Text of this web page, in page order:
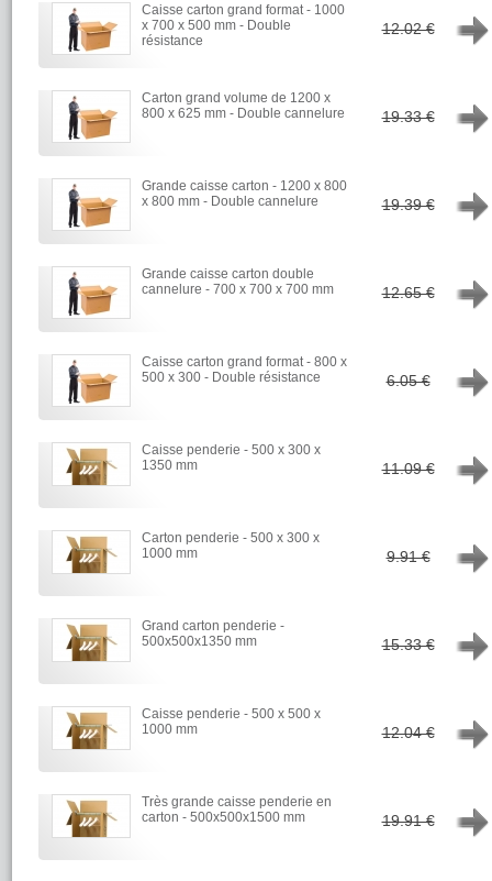
Caisse carton grand format - 1000
x 700 x 500 mm - Double
résistance
12.02 €
Carton grand volume de 1200 x
800 x 625 mm - Double cannelure
19.33 €
Grande caisse carton - 1200 x 800
x 800 mm - Double cannelure
19.39 €
Grande caisse carton double
cannelure - 700 x 700 x 700 mm
12.65 €
Caisse carton grand format - 800 x
500 x 300 - Double résistance
6.05 €
Caisse penderie - 500 x 300 x
1350 mm
11.09 €
Carton penderie - 500 x 300 x
1000 mm
9.91 €
Grand carton penderie -
500x500x1350 mm
15.33 €
Caisse penderie - 500 x 500 x
1000 mm
12.04 €
Très grande caisse penderie en
carton - 500x500x1500 mm
19.91 €